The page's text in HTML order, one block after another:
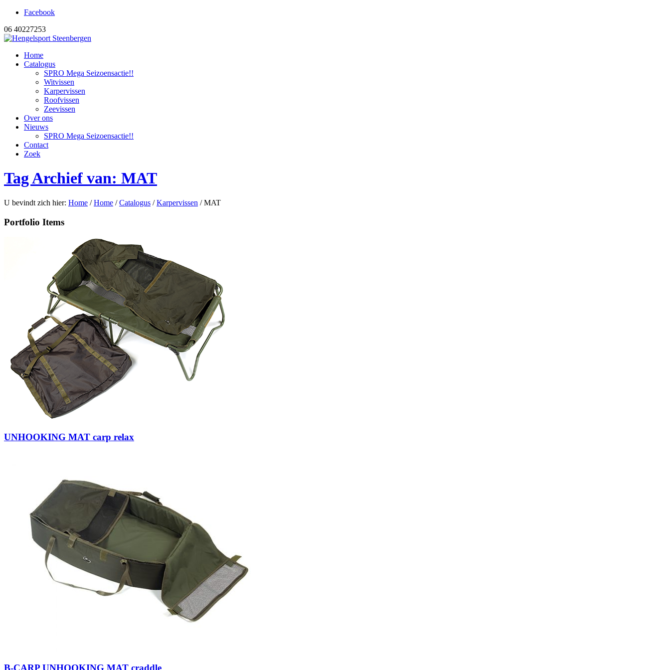
Facebook
06 40227253
Home
Catalogus
SPRO Mega Seizoensactie!!
Witvissen
Karpervissen
Roofvissen
Zeevissen
Over ons
Nieuws
SPRO Mega Seizoensactie!!
Contact
Zoek
Tag Archief van: MAT
U bevindt zich hier: Home / Home / Catalogus / Karpervissen / MAT
Portfolio Items
UNHOOKING MAT carp relax